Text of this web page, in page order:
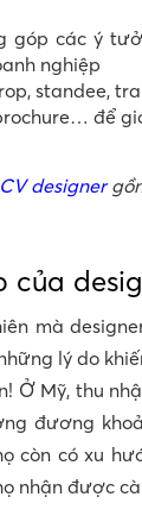
góp các ý
nghiệp
standee,
để
CV designer
của
mà
lý do
Ở Mỹ, thu
đương
còn có xu
nhận được